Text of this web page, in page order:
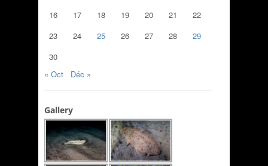
16
17 18 19 20 21
22
23
24 25 26 27 28
29
30
« Oct
Déc »
Gallery